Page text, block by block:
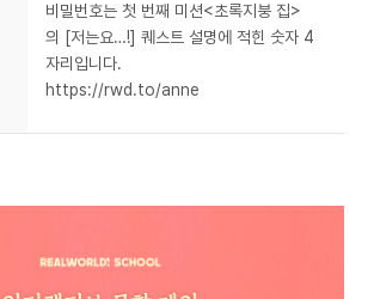
비밀번호는 첫 번째 미션<초록지붕 집>
의 [저는요…!] 퀘스트 설명에 적힌 숫자 4
자리입니다.
https://rwd.to/anne